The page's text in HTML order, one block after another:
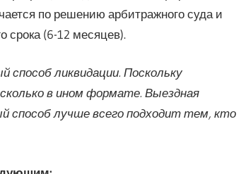
по решению арбитражного суда и
срока (6-12 месяцев).
ликвидации. Поскольку
в ином формате. Выездная
способ лучше всего подходит тем, кто